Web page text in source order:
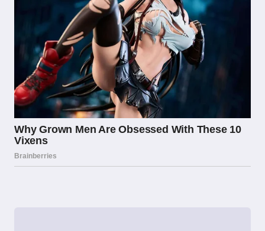
rappresenta molto più di una semplice
formalità burocratica: è il fondamento su cui si
basa la fiducia tra operatori, consumatori e
Stato nel mercato italiano delle scommesse
sportive. Comprendere il suo funzionamento, la
sua storia e le garanzie che offre è essenziale
per chiunque voglia partecipare al mondo delle
scommesse in modo consapevole e sicuro.
Affidarsi esclusivamente a operatori in
possesso di questa certificazione non è solo